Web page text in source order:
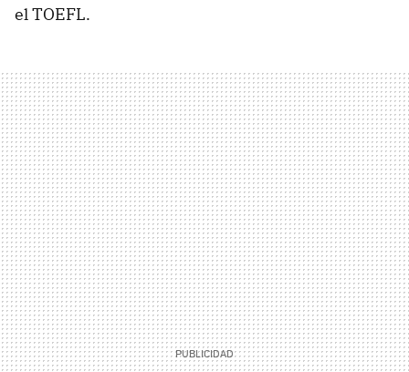
el TOEFL.